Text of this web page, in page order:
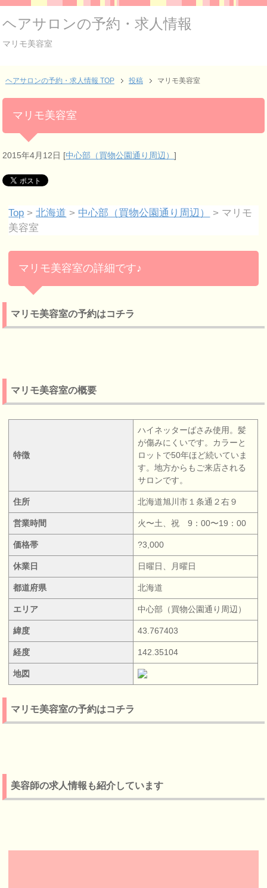
ヘアサロンの予約・求人情報
マリモ美容室
ヘアサロンの予約・求人情報 TOP 投稿 マリモ美容室
マリモ美容室
2015年4月12日 [中心部（買物公園通り周辺）]
Top >北海道 > 中心部（買物公園通り周辺）
> マリモ
美容室
マリモ美容室の詳細です♪
マリモ美容室の予約はコチラ
マリモ美容室の概要
特徴
ハイネッターばさみ使用。髪
が傷みにくいです。カラーと
ロットで50年ほど続いていま
す。地方からもご来店される
サロンです。
住所 北海道旭川市１条通２右９
営業時間 火〜土、祝 9：00〜19：00
価格帯 ?3,000
休業日 日曜日、月曜日
都道府県 北海道
エリア 中心部（買物公園通り周辺）
緯度 43.767403
経度 142.35104
地図
マリモ美容室の予約はコチラ
美容師の求人情報も紹介しています